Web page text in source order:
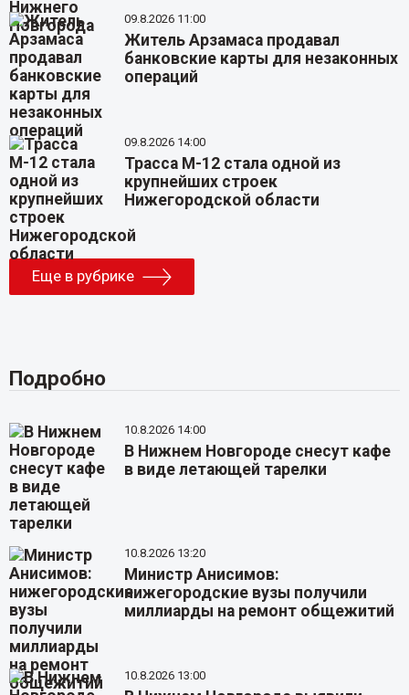
09.8.2026 11:00
Житель Арзамаса продавал
банковские карты для незаконных
операций
09.8.2026 14:00
Трасса М-12 стала одной из
крупнейших строек
Нижегородской области
Еще в рубрике
Подробно
10.8.2026 14:00
В Нижнем Новгороде снесут кафе
в виде летающей тарелки
10.8.2026 13:20
Министр Анисимов:
нижегородские вузы получили
миллиарды на ремонт общежитий
10.8.2026 13:00